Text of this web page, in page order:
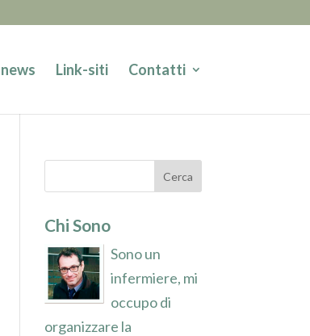
Link-siti Contatti
Chi Sono
Sono un
infermiere, mi
occupo di
organizzare la